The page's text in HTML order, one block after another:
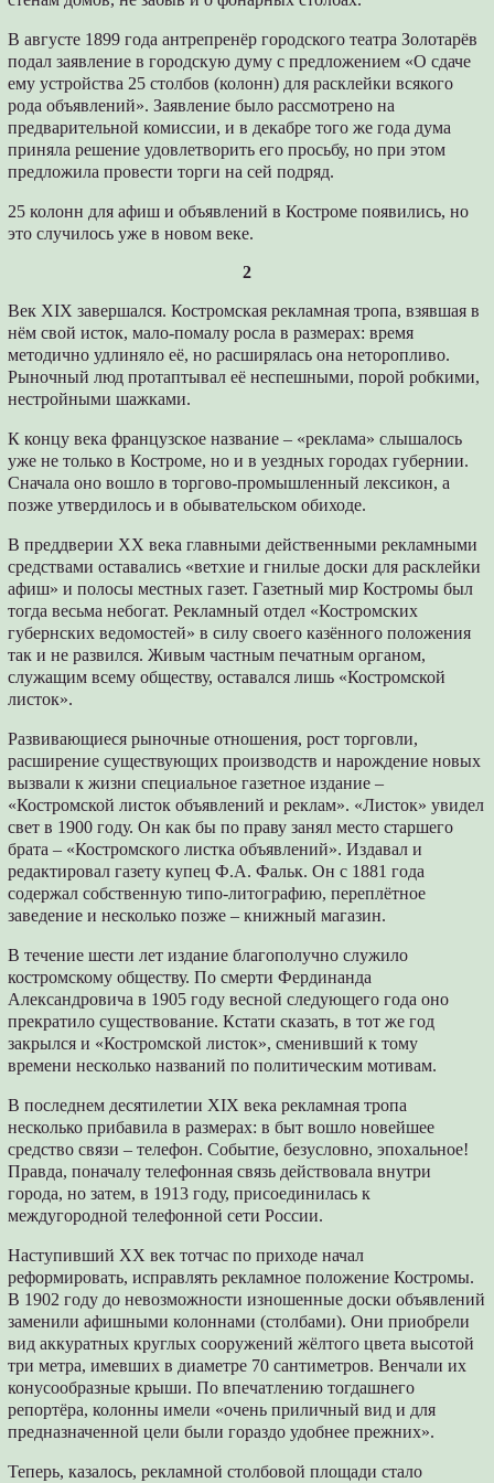
В августе 1899 года антрепренёр городского театра Золотарёв
подал заявление в городскую думу с предложением «О сдаче
ему устройства 25 столбов (колонн) для расклейки всякого
рода объявлений». Заявление было рассмотрено на
предварительной комиссии, и в декабре того же года дума
приняла решение удовлетворить его просьбу, но при этом
предложила провести торги на сей подряд.
25 колонн для афиш и объявлений в Костроме появились, но
это случилось уже в новом веке.
2
Век XIX завершался. Костромская рекламная тропа, взявшая в
нём свой исток, мало-помалу росла в размерах: время
методично удлиняло её, но расширялась она неторопливо.
Рыночный люд протаптывал её неспешными, порой робкими,
нестройными шажками.
К концу века французское название – «реклама» слышалось
уже не только в Костроме, но и в уездных городах губернии.
Сначала оно вошло в торгово-промышленный лексикон, а
позже утвердилось и в обывательском обиходе.
В преддверии ХХ века главными действенными рекламными
средствами оставались «ветхие и гнилые доски для расклейки
афиш» и полосы местных газет. Газетный мир Костромы был
тогда весьма небогат. Рекламный отдел «Костромских
губернских ведомостей» в силу своего казённого положения
так и не развился. Живым частным печатным органом,
служащим всему обществу, оставался лишь «Костромской
листок».
Развивающиеся рыночные отношения, рост торговли,
расширение существующих производств и нарождение новых
вызвали к жизни специальное газетное издание –
«Костромской листок объявлений и реклам». «Листок» увидел
свет в 1900 году. Он как бы по праву занял место старшего
брата – «Костромского листка объявлений». Издавал и
редактировал газету купец Ф.А. Фальк. Он с 1881 года
содержал собственную типо-литографию, переплётное
заведение и несколько позже – книжный магазин.
В течение шести лет издание благополучно служило
костромскому обществу. По смерти Фердинанда
Александровича в 1905 году весной следующего года оно
прекратило существование. Кстати сказать, в тот же год
закрылся и «Костромской листок», сменивший к тому
времени несколько названий по политическим мотивам.
В последнем десятилетии XIX века рекламная тропа
несколько прибавила в размерах: в быт вошло новейшее
средство связи – телефон. Событие, безусловно, эпохальное!
Правда, поначалу телефонная связь действовала внутри
города, но затем, в 1913 году, присоединилась к
междугородной телефонной сети России.
Наступивший ХХ век тотчас по приходе начал
реформировать, исправлять рекламное положение Костромы.
В 1902 году до невозможности изношенные доски объявлений
заменили афишными колоннами (столбами). Они приобрели
вид аккуратных круглых сооружений жёлтого цвета высотой
три метра, имевших в диаметре 70 сантиметров. Венчали их
конусообразные крыши. По впечатлению тогдашнего
репортёра, колонны имели «очень приличный вид и для
предназначенной цели были гораздо удобнее прежних».
Теперь, казалось, рекламной столбовой площади стало